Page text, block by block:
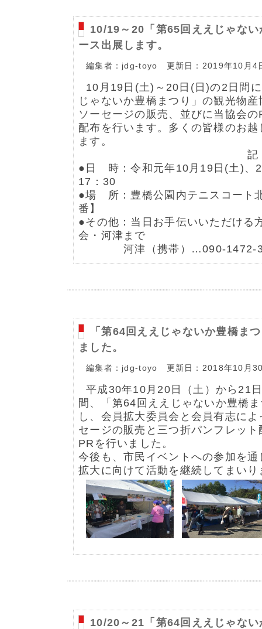
10/19～20「第65回ええじゃな
ース出展します。
編集者：jdg-toyo 更新日：2019年10月4
10月19日(土)～20日(日)の2日間
じゃないか豊橋まつり」の観光物
ソーセージの販売、並びに当協会
配布を行います。多くの皆様のお
ます。
記
●日 時：令和元年10月19日(土)
17：30
●場 所：豊橋公園内テニスコート
番】
●その他：当日お手伝いいただける
会・河津まで
河津（携帯）…090-1472-
「第64回ええじゃないか豊橋ま
ました。
編集者：jdg-toyo 更新日：2018年10月
平成30年10月20日（土）から21
間、「第64回ええじゃないか豊橋
し、会員拡大委員会と会員有志に
セージの販売と三つ折パンフレッ
PRを行いました。
今後も、市民イベントへの参加を
拡大に向けて活動を継続してまいり
10/20～21「第64回ええじゃな